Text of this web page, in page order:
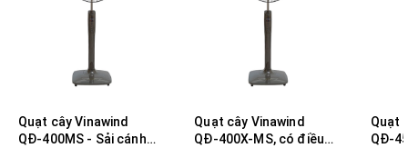
Quạt cây Vinawind
QĐ-400MS - Sải cánh
Quạt cây Vinawind
QĐ-400X-MS, có điều
Quạt
QĐ-